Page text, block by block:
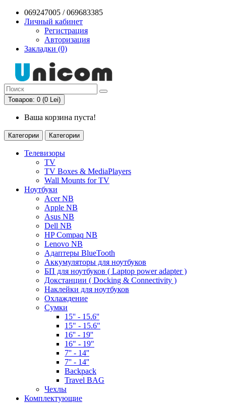
069247005 / 069683385
Личный кабинет
Регистрация
Авторизация
Закладки (0)
Товаров: 0 (0 Lei)
Ваша корзина пуста!
Категории Категории
Телевизоры
TV
TV Boxes & MediaPlayers
Wall Mounts for TV
Ноутбуки
Acer NB
Apple NB
Asus NB
Dell NB
HP Compaq NB
Lenovo NB
Адаптеры BlueTooth
Аккумуляторы для ноутбуков
БП для ноутбуков ( Laptop power adapter )
Докстанции ( Docking & Connectivity )
Наклейки для ноутбуков
Охлаждение
Сумки
15'' - 15.6''
15" - 15.6"
16'' - 19''
16" - 19"
7'' - 14''
7'' - 14''
Backpack
Travel BAG
Чехлы
Комплектующие